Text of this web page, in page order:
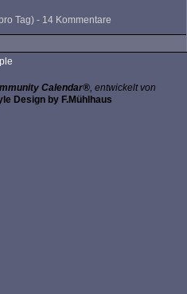
Tag) - 14 Kommentare
Calendar®, entwickelt von